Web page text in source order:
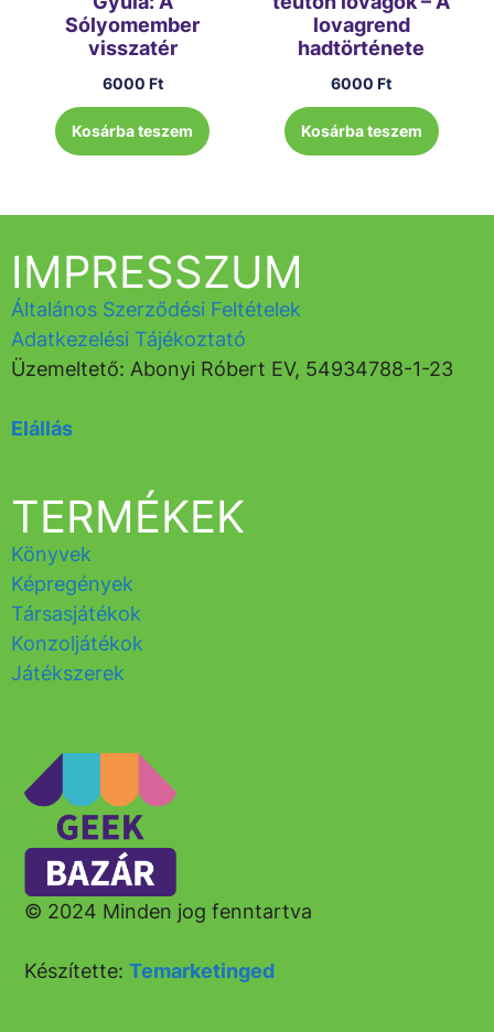
Sólyomember
visszatér
6000 Ft
Kosárba teszem
lovagrend
hadtörténete
6000Ft
Kosárba teszem
© 2024 Minden jog fenntartva
Készítette:Temarketinged
TERMÉKEK
Könyvek
Képregények
Társasjátékok
Konzoljátékok
Játékszerek
IMPRESSZUM
Általános Szerződési Feltételek
Adatkezelési Tájékoztató
Üzemeltető: Abonyi Róbert EV, 54934788-1-23
Elállás